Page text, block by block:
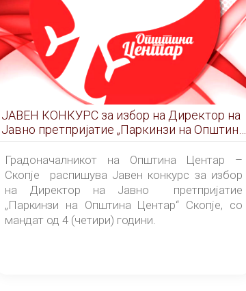
ЈАВЕН КОНКУРС за избор на Директор на
Јавно претпријатие „Паркинзи на Општина
Центар“ – Скопје
Градоначалникот на Општина Центар –
Скопје распишува Јавен конкурс за избор
на Директор на Јавно претпријатие
„Паркинзи на Општина Центар“ Скопје, со
мандат од 4 (четири) години.